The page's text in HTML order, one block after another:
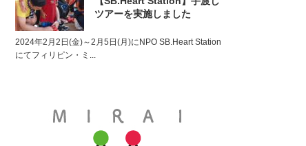
ツアーを実施しました
2024年2月2日(金)～2月5日(月)にNPO SB.Heart Station
にてフィリピン・ミ...